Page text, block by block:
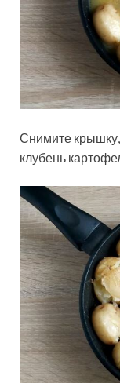
Снимите
клубень